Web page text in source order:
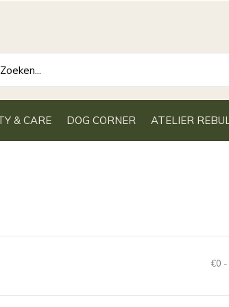
& CARE DOG CORNER ATELIER REBUL
€0 -